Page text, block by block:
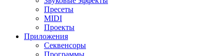
Пресеты
MIDI
Проекты
Приложения
Секвенсоры
Программы